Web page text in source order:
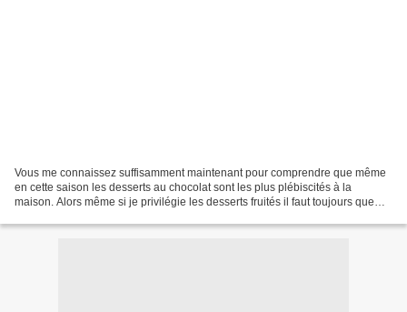
Vous me connaissez suffisamment maintenant pour comprendre que même
en cette saison les desserts au chocolat sont les plus plébiscités à la
maison. Alors même si je privilégie les desserts fruités il faut toujours que